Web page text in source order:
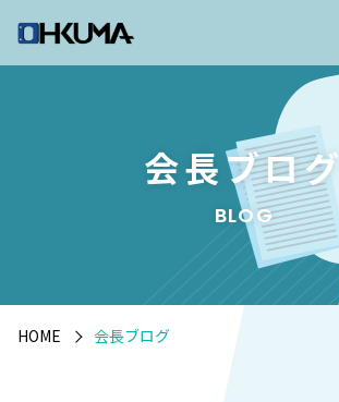
会長ブログ
BLOG
HOME 会長ブログ